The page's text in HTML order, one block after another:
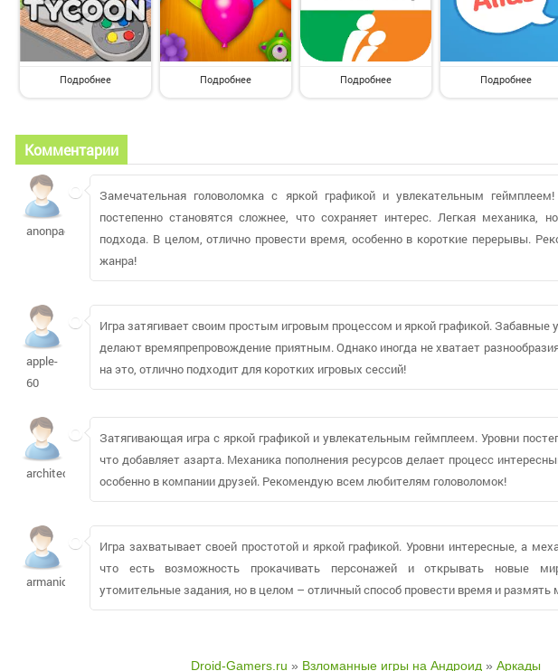
Подробнее Подробнее Подробнее Подробнее
Комментарии
anonpacnw
Замечательная головоломка с яркой графикой и увлекательным
постепенно становятся сложнее, что сохраняет интерес. Легкая механика,
подхода. В целом, отлично провести время, особенно в короткие перерывы.
жанра!
apple-
60
Игра затягивает своим простым игровым процессом и яркой графикой. Забавные
делают времяпрепровождение приятным. Однако иногда не хватает
на это, отлично подходит для коротких игровых сессий!
architect1544
Затягивающая игра с яркой графикой и увлекательным геймплеем. Уровни
что добавляет азарта. Механика пополнения ресурсов делает процесс
особенно в компании друзей. Рекомендую всем любителям головоломок!
armaniday
Игра захватывает своей простотой и яркой графикой. Уровни интересные, а
что есть возможность прокачивать персонажей и открывать новые
утомительные задания, но в целом – отличный способ провести время и
Droid-Gamers.ru » Взломанные игры на Андроид » Аркады